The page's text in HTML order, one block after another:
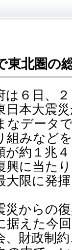
東北圏の
６日、２
日本大震
なデータ
組みなど
が約１兆
興に当た
大限に発
からの復
据えた今
、財政制